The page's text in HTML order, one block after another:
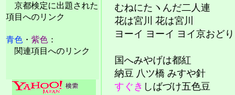
むねにたヽんだ二人連
花は宮川 花は宮川
ヨーイ ヨーイ ヨイ京おどり
国へみやげは都紅
納豆 八ツ橋 みすや針
すぐき しばづけ五色豆
京都検定に出題された
項目へのリンク
青色 ・ 紫色 ：
関連項目へのリンク